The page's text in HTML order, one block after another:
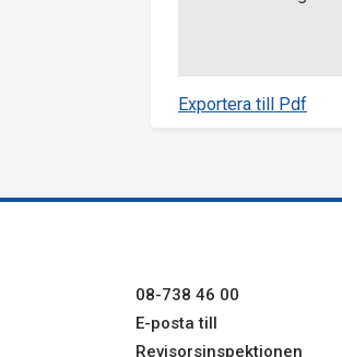
Exportera till Pdf
08-738 46 00
E-posta till
Revisorsinspektionen